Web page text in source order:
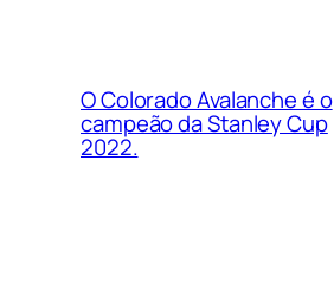
O Colorado Avalanche é o
campeão da Stanley Cup
2022.